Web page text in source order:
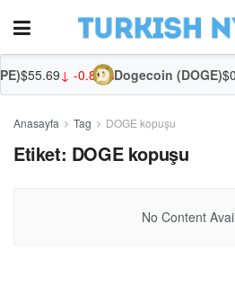
$55.69↓ -0.87%Dogecoin (DOGE)
Anasayfa Tag DOGE kopuşu
Etiket: DOGE kopuşu
No Content